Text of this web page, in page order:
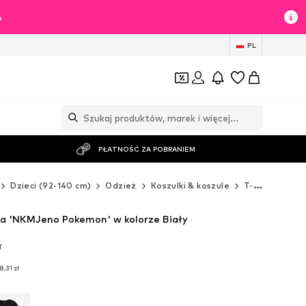
PL
PŁATNOŚĆ ZA POBRANIEM
Dzieci (92-140 cm) Odzież Koszulki & koszule T-Shirty
zł
'NKMJeno Pokemon' w kolorze Biały